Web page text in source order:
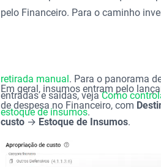
pelo Financeiro. Para o caminho
retirada manual. Para o panorama
entradas e saídas, vejaComo
estoque de insumos.
Em geral, insumos entram pelo
de despesa no Financeiro, com
custo → Estoque de Insumos.